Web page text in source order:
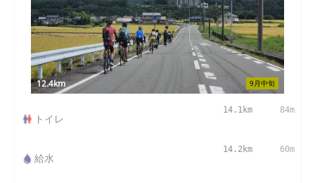
9月中旬
12.4km
トイレ
14.1km 84m
給水
14.2km 60m